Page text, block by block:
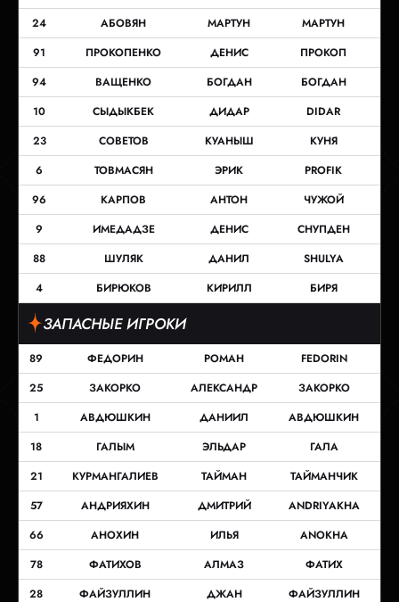
24
АБОВЯН МАРТУН
МАРТУН
91
ПРОКОПЕНКО ДЕНИС
ПРОКОП
94
ВАЩЕНКО БОГДАН
БОГДАН
10
СЫДЫКБЕК ДИДАР
DIDAR
23
СОВЕТОВ КУАНЫШ
КУНЯ
6
ТОВМАСЯН ЭРИК
PROFIK
96
КАРПОВ АНТОН
ЧУЖОЙ
9
ИМЕДАДЗЕ ДЕНИС
СНУПДЕН
88
ШУЛЯК ДАНИЛ
SHULYA
4
БИРЮКОВ КИРИЛЛ БИРЯ
ЗАПАСНЫЕ ИГРОКИ
89 ФЕДОРИН РОМАН
FEDORIN
25
ЗАКОРКО АЛЕКСАНДР
ЗАКОРКО
1
АВДЮШКИН ДАНИИЛ
АВДЮШКИН
18
ГАЛЫМ ЭЛЬДАР
ГАЛА
21
КУРМАНГАЛИЕВ ТАЙМАН
ТАЙМАНЧИК
57
АНДРИЯХИН ДМИТРИЙ
ANDRIYAKHA
66
АНОХИН ИЛЬЯ
ANOKHA
78
ФАТИХОВ АЛМАЗ
ФАТИХ
28
ФАЙЗУЛЛИН ДЖАН ФАЙЗУЛЛИН